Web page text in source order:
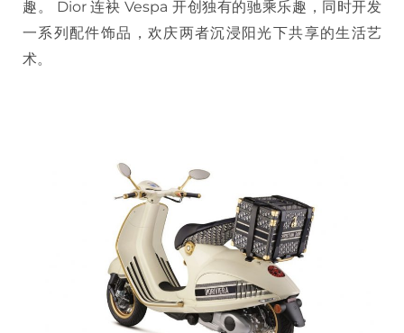
趣。 Dior 连袂 Vespa 开创独有的驰乘乐趣，同时开发
一系列配件饰品，欢庆两者沉浸阳光下共享的生活艺
术。